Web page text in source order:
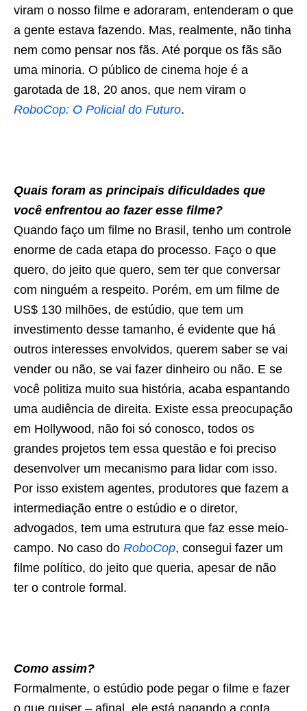
viram o nosso filme e adoraram, entenderam o que
a gente estava fazendo. Mas, realmente, não tinha
nem como pensar nos fãs. Até porque os fãs são
uma minoria. O público de cinema hoje é a
garotada de 18, 20 anos, que nem viram o
RoboCop: O Policial do Futuro.
Quais foram as principais dificuldades que
você enfrentou ao fazer esse filme?
Quando faço um filme no Brasil, tenho um controle
enorme de cada etapa do processo. Faço o que
quero, do jeito que quero, sem ter que conversar
com ninguém a respeito. Porém, em um filme de
US$ 130 milhões, de estúdio, que tem um
investimento desse tamanho, é evidente que há
outros interesses envolvidos, querem saber se vai
vender ou não, se vai fazer dinheiro ou não. E se
você politiza muito sua história, acaba espantando
uma audiência de direita. Existe essa preocupação
em Hollywood, não foi só conosco, todos os
grandes projetos tem essa questão e foi preciso
desenvolver um mecanismo para lidar com isso.
Por isso existem agentes, produtores que fazem a
intermediação entre o estúdio e o diretor,
advogados, tem uma estrutura que faz esse meio-
campo. No caso do RoboCop, consegui fazer um
filme político, do jeito que queria, apesar de não
ter o controle formal.
Como assim?
Formalmente, o estúdio pode pegar o filme e fazer